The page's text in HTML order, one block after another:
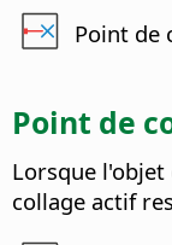
Point de
Point de
Lorsque
collage actif